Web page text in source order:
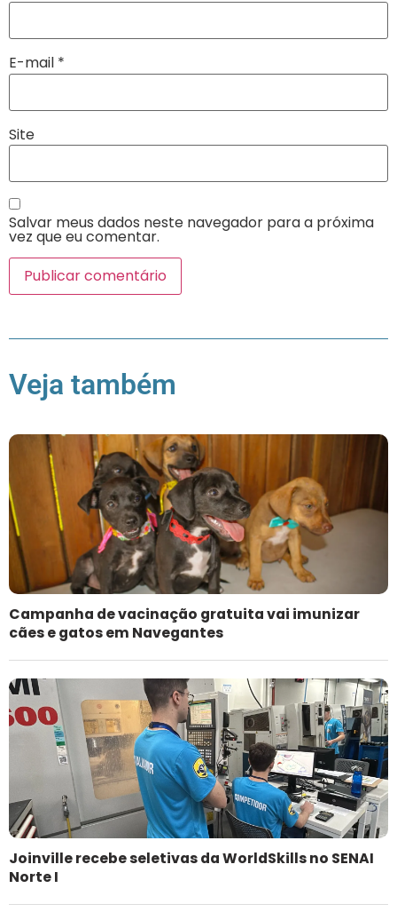
E-mail *
Site
Salvar meus dados neste navegador para a próxima
vez que eu comentar.
Veja também
Campanha de vacinação gratuita vai imunizar
cães e gatos em Navegantes
Joinville recebe seletivas da WorldSkills no SENAI
Norte I